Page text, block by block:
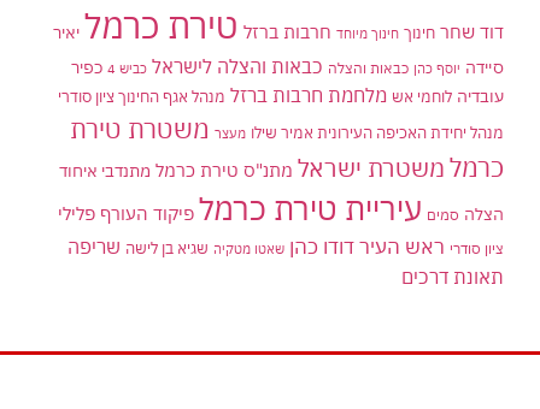
דוד שחר חינוך חינוך מיוחד חרבות ברזל טירת כרמל יאיר
סיידה יוסף כהן כבאות והצלה כבאות והצלה לישראל כביש 4
כפיר
עובדיה לוחמי אש מלחמת חרבות ברזל מנהל אגף החינוך ציון סודרי
מנהל יחידת האכיפה העירונית אמיר שילו מעצר משטרת טירת
כרמלמשטרת ישראל מתנ"ס טירת כרמל מתנדבי איחוד
הצלה סמים עיריית טירת כרמל פיקוד העורף פלילי
ציון סודרי ראש העיר דודו כהן שאטו מטקיה שגיא בן לישה שריפה
תאונת דרכים